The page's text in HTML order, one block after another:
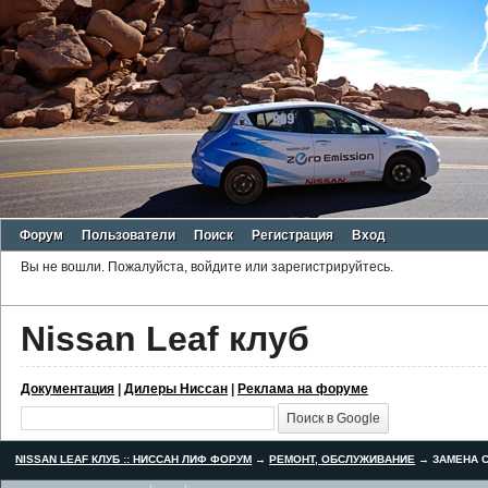
Форум Пользователи Поиск Регистрация Вход
Вы не вошли. Пожалуйста, войдите или зарегистрируйтесь.
Nissan Leaf клуб
Документация | Дилеры Ниссан | Реклама на форуме
NISSAN LEAF КЛУБ :: НИССАН ЛИФ ФОРУМ → РЕМОНТ, ОБСЛУЖИВАНИЕ →ЗАМЕНА